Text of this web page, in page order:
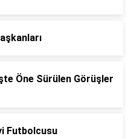
Öne Sürülen Görüşler
Futbolcusu